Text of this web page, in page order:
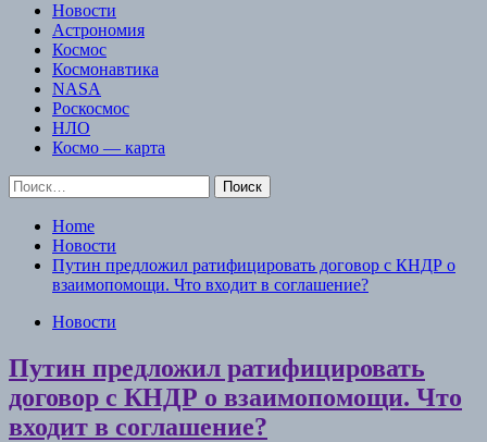
Новости
Астрономия
Космос
Космонавтика
NASA
Роскосмос
НЛО
Космо — карта
Найти:
Home
Новости
Путин предложил ратифицировать договор с КНДР о
взаимопомощи. Что входит в соглашение?
Новости
Путин предложил ратифицировать
договор с КНДР о взаимопомощи. Что
входит в соглашение?